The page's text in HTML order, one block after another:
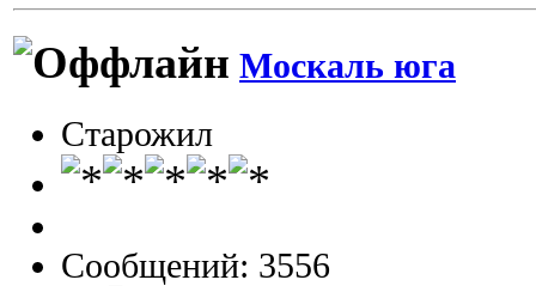
Москаль юга
Старожил
Сообщений: 3556